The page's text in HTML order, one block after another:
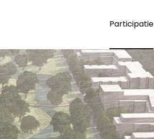
Participatie